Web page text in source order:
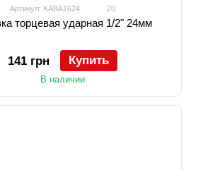
Артикул: KABA1624 20
торцевая ударная 1/2" 24мм
141 грн Купить
В наличии